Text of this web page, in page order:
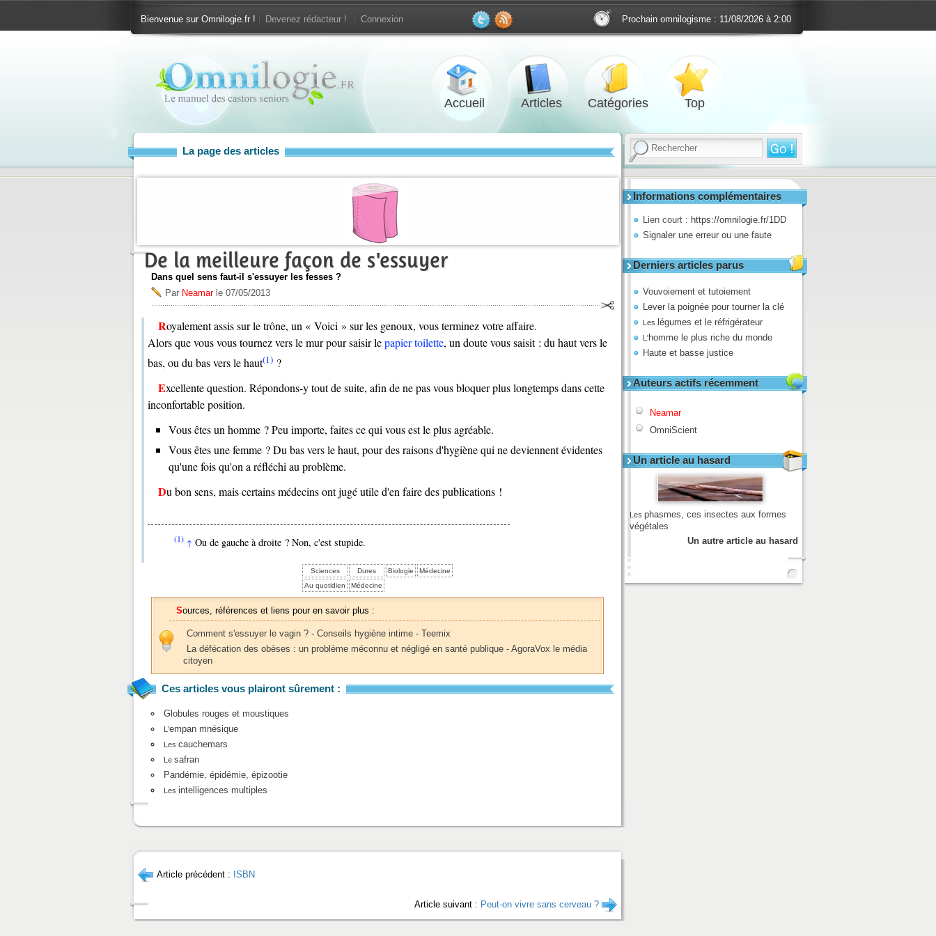
Bienvenue sur Omnilogie.fr ! Devenez rédacteur ! Connexion Prochain omnilogisme : 11/08/2026 à 2:00
Accueil Articles Catégories Top
Informations complémentaires
Lien court : https://omnilogie.fr/1DD
Signaler une erreur ou une faute
Derniers articles parus
Vouvoiement et tutoiement
Lever la poignée pour tourner la clé
Les légumes et le réfrigérateur
L'homme le plus riche du monde
Haute et basse justice
Auteurs actifs récemment
Neamar
OmniScient
Un article au hasard
Les phasmes, ces insectes aux formes
végétales
Un autre article au hasard
La page des articles
De la meilleure façon de s'essuyer
Dans quel sens faut-il s'essuyer les fesses ?
Par Neamarle 07/05/2013
Royalement assis sur le trône, un « Voici » sur les genoux, vous terminez votre affaire.
Alors que vous vous tournez vers le mur pour saisir lepapier toilette, un doute vous saisit : du haut vers le
bas, ou du bas vers le haut(1) ?
Excellente question. Répondons-y tout de suite, afin de ne pas vous bloquer plus longtemps dans cette
inconfortable position.
Vous êtes un homme ? Peu importe, faites ce qui vous est le plus agréable.
Vous êtes une femme ? Du bas vers le haut, pour des raisons d'hygiène qui ne deviennent évidentes
qu'une fois qu'on a réfléchi au problème.
Du bon sens, mais certains médecins ont jugé utile d'en faire des publications !
(1) ↑ Ou de gauche à droite ? Non, c'est stupide.
Sciences Dures Biologie
Médecine
Au quotidien
Médecine
Sources, références et liens pour en savoir plus :
Comment s'essuyer le vagin ? - Conseils hygiène intime - Teemix
La défécation des obèses : un problème méconnu et négligé en santé publique - AgoraVox le média
citoyen
Ces articles vous plairont sûrement :
Globules rouges et moustiques
L'empan mnésique
Les cauchemars
Le safran
Pandémie, épidémie, épizootie
Les intelligences multiples
Article précédent : ISBN
Article suivant : Peut-on vivre sans cerveau ?